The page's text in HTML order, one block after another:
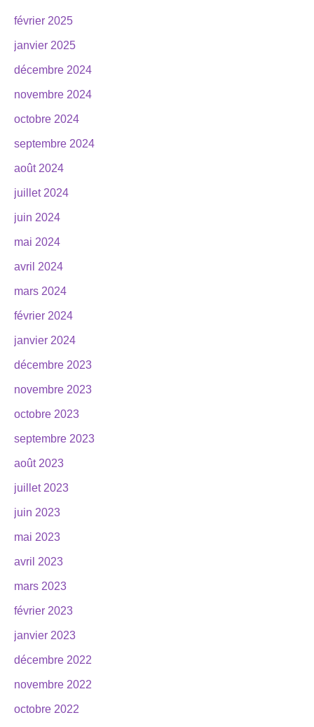
février 2025
janvier 2025
décembre 2024
novembre 2024
octobre 2024
septembre 2024
août 2024
juillet 2024
juin 2024
mai 2024
avril 2024
mars 2024
février 2024
janvier 2024
décembre 2023
novembre 2023
octobre 2023
septembre 2023
août 2023
juillet 2023
juin 2023
mai 2023
avril 2023
mars 2023
février 2023
janvier 2023
décembre 2022
novembre 2022
octobre 2022